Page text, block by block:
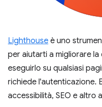
Lighthouse è uno
per aiutarti a migliorare
eseguirlo su qualsiasi
richiede l'autenticazione.
accessibilità, SEO e altro